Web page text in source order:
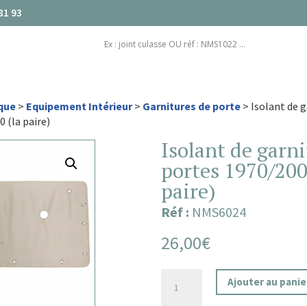
93
> Equipement Intérieur> Garnitures de porte> Isolant de
(la paire)
Isolant de
portes 1970/
paire)
Réf : NMS6024
26,00€
Ajouter au